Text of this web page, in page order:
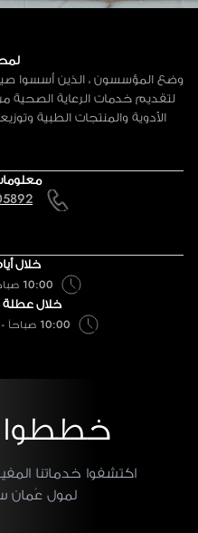
لتقديم خدمات الرعاية
الأدوية والمنتجات الطبية
خلال
10:00 صباحاً - 11:00 مساءً
خلال عطلة
10:00 صباحاً - 12:00 منتصف الليل
خططوا
اكتشفوا خدماتنا
لمول عُمان